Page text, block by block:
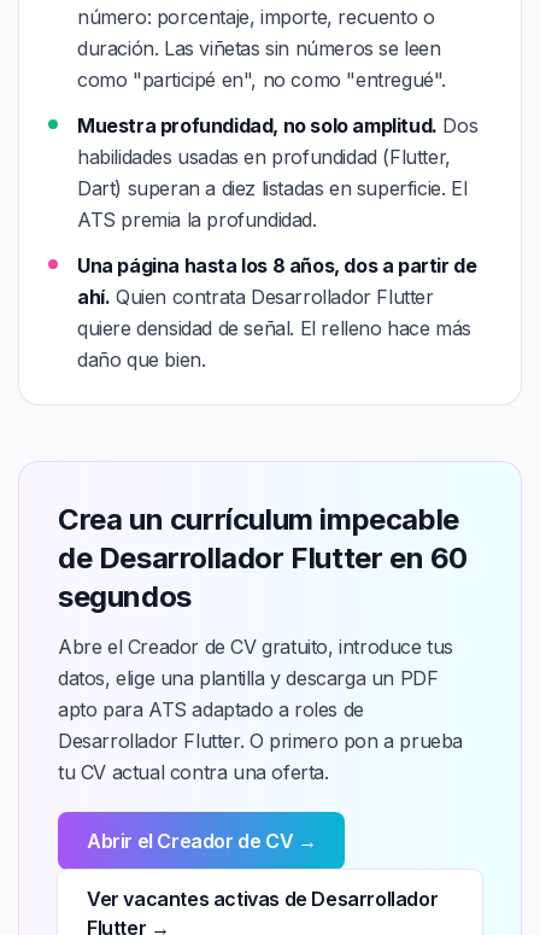
número: porcentaje, importe, recuento o
duración. Las viñetas sin números se leen
como "participé en", no como "entregué".
Muestra profundidad, no solo amplitud. Dos
habilidades usadas en profundidad (Flutter,
Dart) superan a diez listadas en superficie. El
ATS premia la profundidad.
Una página hasta los 8 años, dos a partir de
ahí. Quien contrata Desarrollador Flutter
quiere densidad de señal. El relleno hace más
daño que bien.
Crea un currículum impecable
de Desarrollador Flutter en 60
segundos
Abre el Creador de CV gratuito, introduce tus
datos, elige una plantilla y descarga un PDF
apto para ATS adaptado a roles de
Desarrollador Flutter. O primero pon a prueba
tu CV actual contra una oferta.
Abrir el Creador de CV →
Ver vacantes activas de Desarrollador
Flutter →